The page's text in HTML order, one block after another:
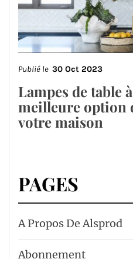
Publié le 30 Oct 2023
Lampes de table
meilleure option
votre maison
PAGES
A Propos De Alsprod
Abonnement